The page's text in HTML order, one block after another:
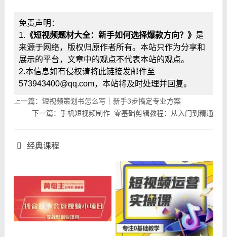
免责声明：
1. 《短视频题材大全：新手如何选择爆款方向？》 是
来源于网络，版权归原作者所有。本站只作为分享和
展示的平台，文章中的观点不代表本站的观点。
2.本信息如有侵权请将此链接发邮件至
573943400@qq.com，本站将及时处理并回复。
上一篇：短视频策划书怎么写｜新手3步搞定专业方案
下一篇：手机短视频制作_零基础剪辑教程：从入门到精通
经典课程